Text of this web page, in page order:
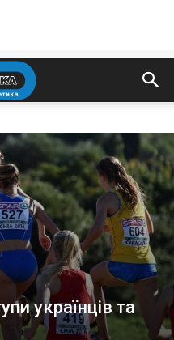
українців та